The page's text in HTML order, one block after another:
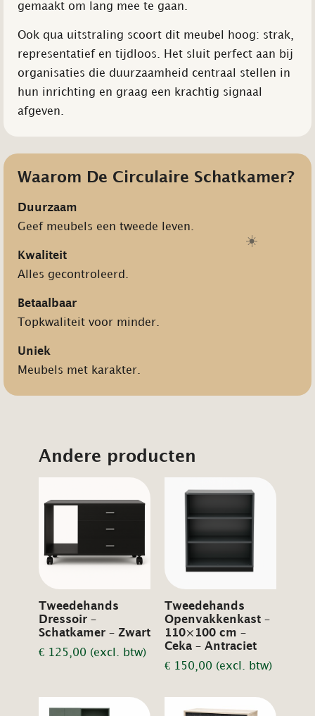
gemaakt om lang mee te gaan.
Ook qua uitstraling scoort dit meubel hoog: strak,
representatief en tijdloos. Het sluit perfect aan bij
organisaties die duurzaamheid centraal stellen in
hun inrichting en graag een krachtig signaal
afgeven.
Waarom De Circulaire Schatkamer?
Duurzaam
Geef meubels een tweede leven.
Kwaliteit
Alles gecontroleerd.
Betaalbaar
Topkwaliteit voor minder.
Uniek
Meubels met karakter.
Andere producten
Tweedehands
Dressoir –
Schatkamer – Zwart
€ 125,00 (excl. btw)
Tweedehands
Openvakkenkast –
110×100 cm –
Ceka – Antraciet
€ 150,00 (excl. btw)
☀️